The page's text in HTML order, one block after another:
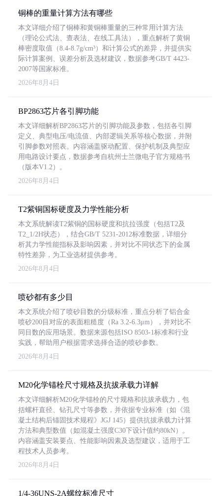
铜棒的重量计算方法有哪些
本文详细介绍了铜棒和黄铜棒重量的三种常用计算方法
（理论公式法、查表法、在线工具法），重点解析了黄铜
棒密度取值（8.4-8.7g/cm³）和计算公式的差异，并提供实
际计算案例、误差分析及选材建议，数据参考GB/T 4423-
2007等国家标准。
2026年8月4日
BP2863芯片各引脚功能
本文详细解析BP2863芯片的引脚功能及参数，包括各引脚
定义、典型电压/电流值、内部逻辑关系等核心数据，并附
引脚参数对照表。内容涵盖驱动配置、保护机制及典型应
用电路设计要点，数据参考自杭州士兰微电子官方规格书
（版本V1.2）。
2026年8月4日
T2紫铜国标硬度及力学性能分析
本文系统解读T2紫铜的国标硬度和抗拉强度（包括T2及
T2_1/2H状态），结合GB/T 5231-2012标准数据，详细分
析其力学性能指标及影响因素，并对比不同状态下的金属
特性差异，为工业选材提供参考。
2026年8月4日
喷砂都有多少目
本文系统介绍了喷砂目数的分级标准，重点分析了铝合金
喷砂200目对应的表面粗糙度（Ra 3.2-6.3μm），并对比不
同目数的应用场景。数据来源包括ISO 8503-1标准和行业
实践，帮助用户根据需求选择合适的喷砂参数。
2026年8月4日
M20化学锚栓尺寸规格及抗拔承载力详解
本文详细解析M20化学锚栓的尺寸规格和抗拔承载力，包
括螺杆直径、钻孔尺寸等参数，并依据专业标准（如《混
凝土结构后锚固技术规程》JGJ 145）提供抗拔承载力计算
方法和典型数值（如混凝土强度C30下设计值约80kN）。
内容涵盖安装要点、性能影响因素及选型建议，适用于工
程技术人员参考。
2026年8月4日
1/4-36UNS-2A螺纹标准尺寸